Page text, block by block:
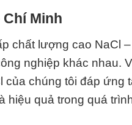
Minh
chất lượng cao NaCl –
nghiệp khác nhau.
của chúng tôi đáp ứng
hiệu quả trong quá